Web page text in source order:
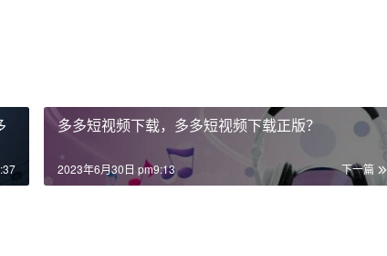
多多短视频下载，多多短视频下载正版？
下一篇
2023年6月30日 pm9:13